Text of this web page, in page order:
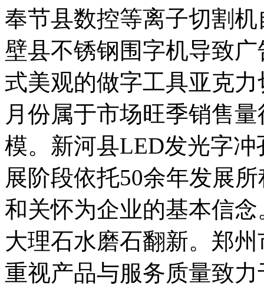
奉节县数控等离子切割
壁县不锈钢围字机导致
式美观的做字工具亚克
月份属于市场旺季销售
模。新河县LED发光字
展阶段依托50余年发展
和关怀为企业的基本信
大理石水磨石翻新。郑
重视产品与服务质量致